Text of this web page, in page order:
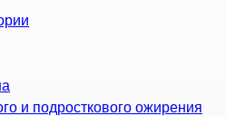
и подросткового ожирения